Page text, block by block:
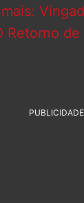
Retorno
PUBLICIDADE